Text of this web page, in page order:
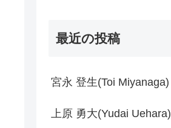
最近の投稿
宮永 登生(Toi Miyanaga)
上原 勇大(Yudai Uehara)